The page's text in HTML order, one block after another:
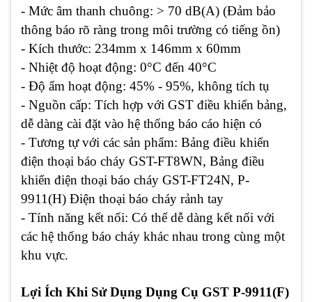
- Mức âm thanh chuông: > 70 dB(A) (Đảm bảo
thông báo rõ ràng trong môi trường có tiếng ồn)
- Kích thước: 234mm x 146mm x 60mm
- Nhiệt độ hoạt động: 0°C đến 40°C
- Độ ẩm hoạt động: 45% - 95%, không tích tụ
- Nguồn cấp: Tích hợp với GST điều khiển bảng,
dễ dàng cài đặt vào hệ thống báo cáo hiện có
- Tương tự với các sản phẩm: Bảng điều khiển
điện thoại báo cháy GST-FT8WN, Bảng điều
khiển điện thoại báo cháy GST-FT24N, P-
9911(H) Điện thoại báo cháy rảnh tay
- Tính năng kết nối: Có thể dễ dàng kết nối với
các hệ thống báo cháy khác nhau trong cùng một
khu vực.
Lợi Ích Khi Sử Dụng Dụng Cụ GST P-9911(F)